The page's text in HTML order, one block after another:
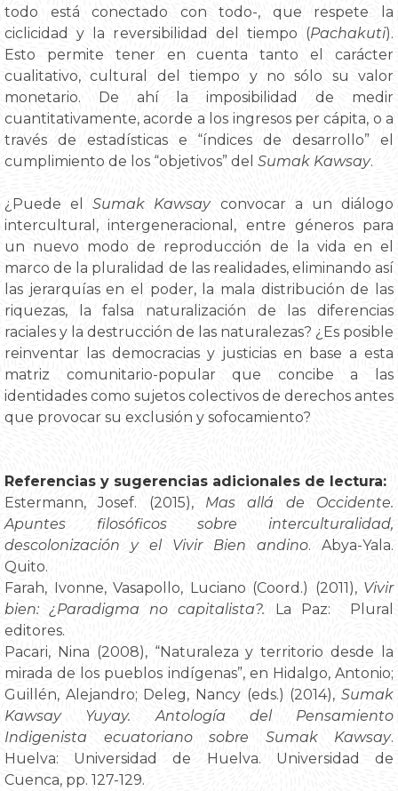
todo está conectado con todo-, que respete la
ciclicidad y la reversibilidad del tiempo (Pachakuti).
Esto permite tener en cuenta tanto el carácter
cualitativo, cultural del tiempo y no sólo su valor
monetario. De ahí la imposibilidad de medir
cuantitativamente, acorde a los ingresos per cápita, o a
través de estadísticas e “índices de desarrollo” el
cumplimiento de los “objetivos” del Sumak Kawsay.
¿Puede elSumak Kawsayconvocar a un diálogo
intercultural, intergeneracional, entre géneros para
un nuevo modo de reproducción de la vida en el
marco de la pluralidad de las realidades, eliminando así
las jerarquías en el poder, la mala distribución de las
riquezas, la falsa naturalización de las diferencias
raciales y la destrucción de las naturalezas? ¿Es posible
reinventar las democracias y justicias en base a esta
matriz comunitario-popular que concibe a las
identidades como sujetos colectivos de derechos antes
que provocar su exclusión y sofocamiento?
Referencias y sugerencias adicionales de lectura:
Estermann, Josef. (2015), Mas allá de Occidente.
Apuntes filosóficos sobre interculturalidad,
descolonización y el Vivir Bien andino. Abya-Yala.
Quito.
Farah, Ivonne, Vasapollo, Luciano (Coord.) (2011), Vivir
bien: ¿Paradigma no capitalista?. La Paz: Plural
editores.
Pacari, Nina (2008), “Naturaleza y territorio desde la
mirada de los pueblos indígenas”, en Hidalgo, Antonio;
Guillén, Alejandro; Deleg, Nancy (eds.) (2014), Sumak
Kawsay Yuyay. Antología del Pensamiento
Indigenista ecuatoriano sobre Sumak Kawsay.
Huelva: Universidad de Huelva. Universidad de
Cuenca, pp. 127-129.